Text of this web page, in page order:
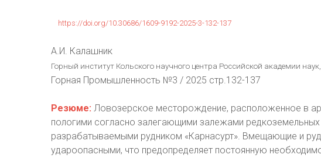
https://doi.org/10.30686/1609-9192-2025-3-132-137
A.И. Калашник
Горный институт Кольского научного центра Российской академии
Горная Промышленность №3 / 2025 стр.132-137
Резюме: Ловозерское месторождение, расположенное в
пологими согласно залегающими залежами
разрабатываемыми рудником «Карнасурт». Вмещающие и
удароопасными, что предопределяет постоянную